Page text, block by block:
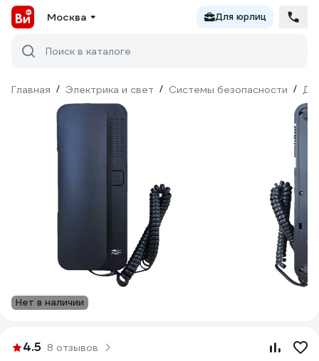
Москва Для юрлиц
Поиск в каталоге
Главная / Электрика и свет / Системы безопасности /
Нет в наличии
4.5 8 отзывов